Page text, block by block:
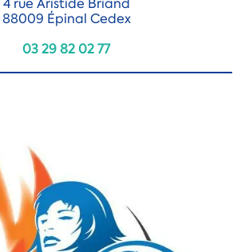
88009 Épinal Cedex
03 29 82 02 77